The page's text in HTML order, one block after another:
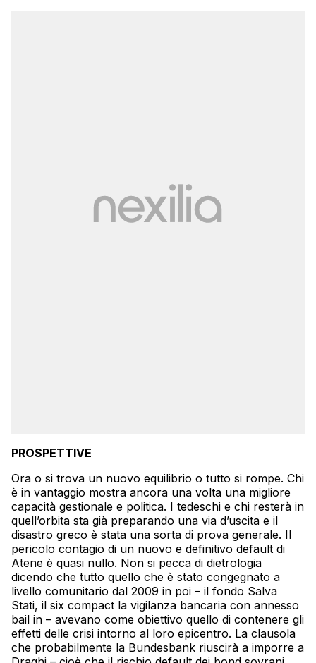
PROSPETTIVE
Ora o si trova un nuovo equilibrio o tutto si rompe. Chi
è in vantaggio mostra ancora una volta una migliore
capacità gestionale e politica. I tedeschi e chi resterà in
quell’orbita sta già preparando una via d’uscita e il
disastro greco è stata una sorta di prova generale. Il
pericolo contagio di un nuovo e definitivo default di
Atene è quasi nullo. Non si pecca di dietrologia
dicendo che tutto quello che è stato congegnato a
livello comunitario dal 2009 in poi – il fondo Salva
Stati, il six compact la vigilanza bancaria con annesso
bail in – avevano come obiettivo quello di contenere gli
effetti delle crisi intorno al loro epicentro. La clausola
che probabilmente la Bundesbank riuscirà a imporre a